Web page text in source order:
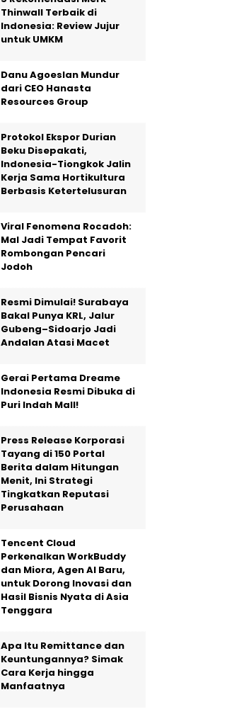
Thinwall Terbaik di
Indonesia: Review Jujur
untuk UMKM
Danu Agoeslan Mundur
dari CEO Hanasta
Resources Group
Protokol Ekspor Durian
Beku Disepakati,
Indonesia-Tiongkok Jalin
Kerja Sama Hortikultura
Berbasis Ketertelusuran
Viral Fenomena Rocadoh:
Mal Jadi Tempat Favorit
Rombongan Pencari
Jodoh
Resmi Dimulai! Surabaya
Bakal Punya KRL, Jalur
Gubeng–Sidoarjo Jadi
Andalan Atasi Macet
Gerai Pertama Dreame
Indonesia Resmi Dibuka di
Puri Indah Mall!
Press Release Korporasi
Tayang di 150 Portal
Berita dalam Hitungan
Menit, Ini Strategi
Tingkatkan Reputasi
Perusahaan
Tencent Cloud
Perkenalkan WorkBuddy
dan Miora, Agen AI Baru,
untuk Dorong Inovasi dan
Hasil Bisnis Nyata di Asia
Tenggara
Apa Itu Remittance dan
Keuntungannya? Simak
Cara Kerja hingga
Manfaatnya